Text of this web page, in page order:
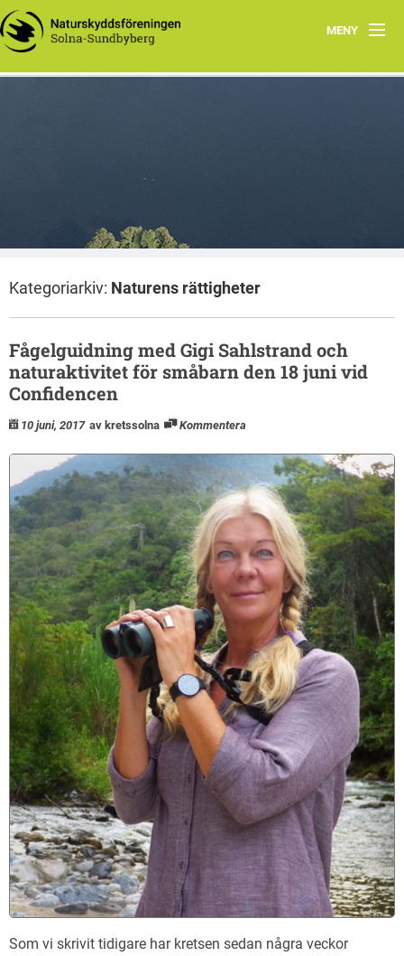
MENY
Hem
Dokument
Kategoriarkiv: Naturens rättigheter
Fågelguidning med Gigi Sahlstrand och
naturaktivitet för småbarn den 18 juni vid
Confidencen
10 juni, 2017 av kretssolna Kommentera
Som vi skrivit tidigare har kretsen sedan några veckor